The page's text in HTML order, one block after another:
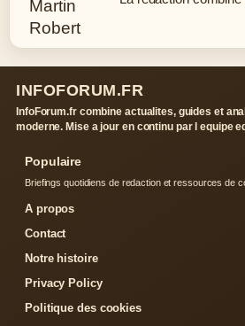
INFOFORUM.FR
InfoForum.fr combine actualites, guides et
moderne. Mise a jour en continu par l equipe
Populaire
Briefings quotidiens de redaction et ressources de
A propos
Contact
Notre histoire
Privacy Policy
Politique des cookies